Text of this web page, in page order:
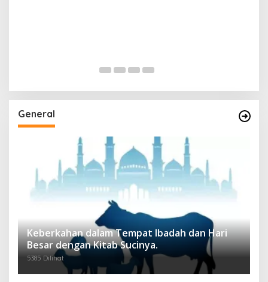
General
Keberkahan dalam Tempat Ibadah dan Hari
Besar dengan Kitab Sucinya.
5385 Dilihat